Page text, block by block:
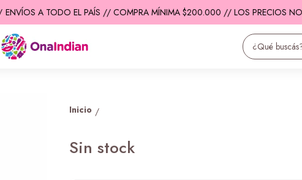
ENVÍOS A TODO EL PAÍS // COMPRA MÍNIMA $200.000 // LOS PRECIOS NO
Inicio /
Sin stock